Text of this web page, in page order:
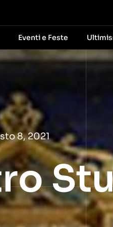
Eventi e Feste
8, 2021